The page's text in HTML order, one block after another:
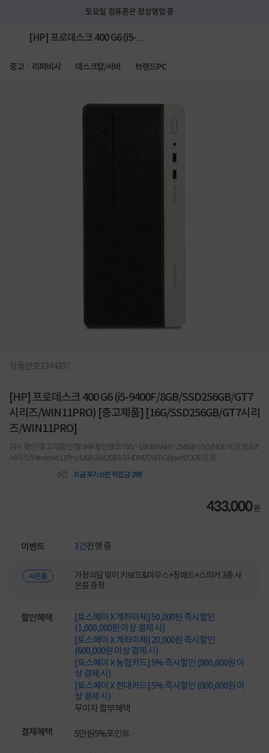
토요일 컴퓨존은 정상영업 중
[HP] 프로데스크 400 G6 (i5-
중고ㆍ리퍼비시 데스크탑/서버 브랜드PC
상품번호1344397
[HP] 프로데스크 400 G6 (i5-9400F/8GB/SSD256GB/GT7
시리즈/WIN11PRO) [중고제품] [16G/SSD256GB/GT7시리
즈/WIN11PRO]
검수 확인/중고제품/인텔 9세대/인텔코어i5/~16GB RAM/~256GB SSD/HDD 미포함/GT
시리즈/Windows11Pro/USB2.0/USB3.0/HDMI/DVI/RGBport/ODD포함
0건 지금 후기쓰면 적립금 2배!
433,000원
이벤트 1건진행 중
사은품
가정의달 맞이 키보드&마우스+장패드+스피커 3종 사
은품 증정
할인혜택
[토스페이 X 계좌이체] 50,000원 즉시할인
(1,000,000원 이상 결제 시)
[토스페이 X 계좌이체] 20,000원 즉시할인
(600,000원 이상 결제 시)
[토스페이 X 농협카드] 5% 즉시할인 (800,000원 이
상 결제 시)
[토스페이 X 현대카드] 5% 즉시할인 (800,000원 이
상 결제 시)
무이자 할부혜택
결제혜택 5만원5%포인트